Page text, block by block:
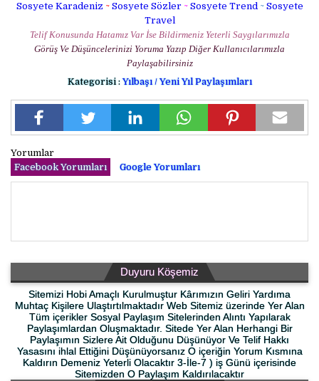
Sosyete Karadeniz ~ Sosyete Sözler ~ Sosyete Trend ~ Sosyete
Travel
Telif Konusunda Hatamız Var İse Bildirmeniz Yeterli Saygılarımızla
Görüş Ve Düşüncelerinizi Yoruma Yazıp Diğer Kullanıcılarımızla
Paylaşabilirsiniz
Kategorisi : Yılbaşı / Yeni Yıl Paylaşımları
Yorumlar
Facebook Yorumları
Google Yorumları
Duyuru Köşemiz
Sitemizi Hobi Amaçlı Kurulmuştur Kârımızın Geliri Yardıma
Muhtaç Kişilere Ulaştırtılmaktadır Web Sitemiz üzerinde Yer Alan
Tüm içerikler Sosyal Paylaşım Sitelerinden Alıntı Yapılarak
Paylaşımlardan Oluşmaktadır. Sitede Yer Alan Herhangi Bir
Paylaşımın Sizlere Ait Olduğunu Düşünüyor Ve Telif Hakkı
Yasasını ihlal Ettiğini Düşünüyorsanız O içeriğin Yorum Kısmına
Kaldırın Demeniz Yeterli Olacaktır 3-İle-7 ) iş Günü içerisinde
Sitemizden O Paylaşım Kaldırılacaktır